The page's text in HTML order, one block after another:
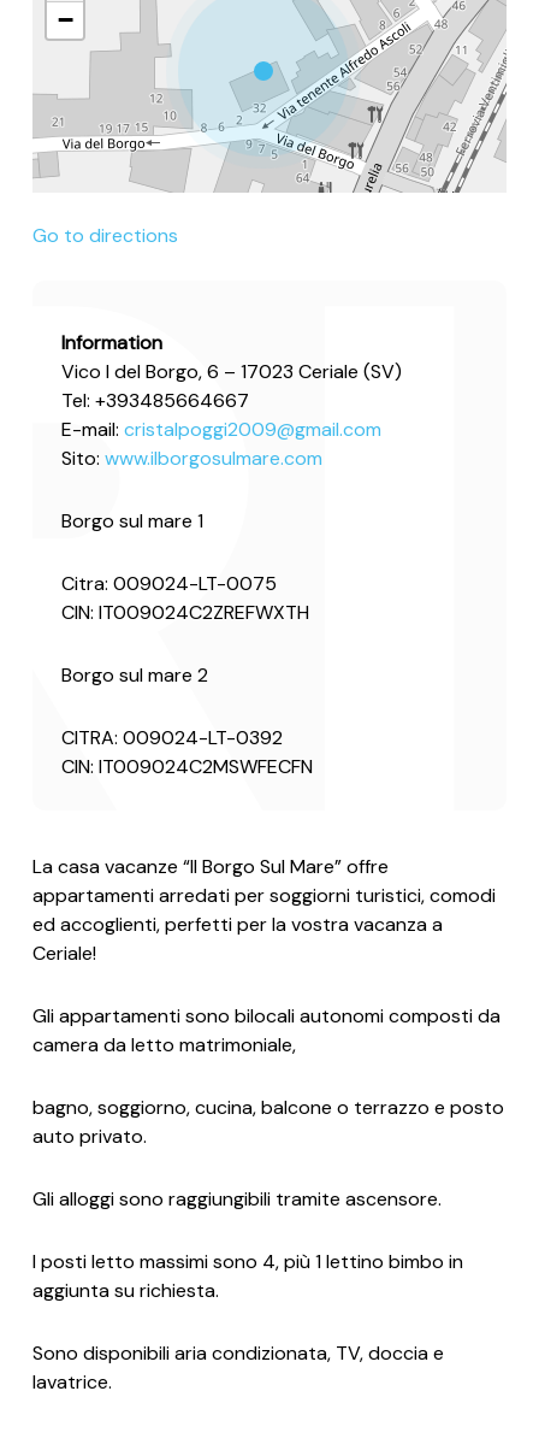
−
Go to directions
Information
Vico I del Borgo, 6 – 17023 Ceriale (SV)
Tel: +393485664667
E-mail: cristalpoggi2009@gmail.com
Sito: www.ilborgosulmare.com
Borgo sul mare 1
Citra: 009024-LT-0075
CIN: IT009024C2ZREFWXTH
Borgo sul mare 2
CITRA: 009024-LT-0392
CIN: IT009024C2MSWFECFN
La casa vacanze “Il Borgo Sul Mare” offre
appartamenti arredati per soggiorni turistici, comodi
ed accoglienti, perfetti per la vostra vacanza a
Ceriale!
Gli appartamenti sono bilocali autonomi composti da
camera da letto matrimoniale,
bagno, soggiorno, cucina, balcone o terrazzo e posto
auto privato.
Gli alloggi sono raggiungibili tramite ascensore.
I posti letto massimi sono 4, più 1 lettino bimbo in
aggiunta su richiesta.
Sono disponibili aria condizionata, TV, doccia e
lavatrice.